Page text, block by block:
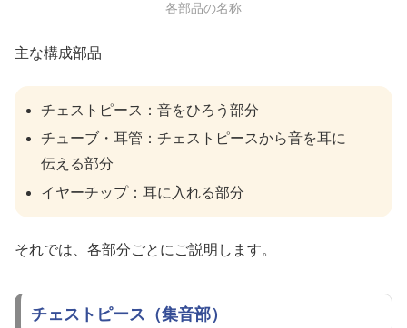
各部品の名称
主な構成部品
チェストピース：音をひろう部分
チューブ・耳管：チェストピースから音を耳に
伝える部分
イヤーチップ：耳に入れる部分
それでは、各部分ごとにご説明します。
チェストピース（集音部）